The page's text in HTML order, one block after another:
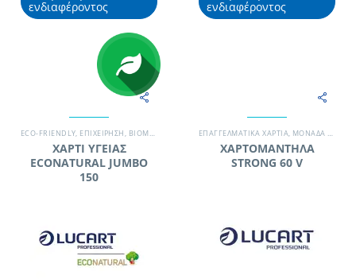
ενδιαφέροντος
ενδιαφέροντος
ECO-FRIENDLY, EΠΙΧΕΊΡΗΣΗ, ΒΙΟΜΗΧΑΝΊΑ ΓΡΑΦΕΊΟ,ΕΠΑΓΓΕΛΜΑΤΙΚΆ ΧΑΡΤΙΆ,
ΧΑΡΤΙ ΥΓΕΙΑΣ
ECONATURAL JUMBO
150
ΕΠΑΓΓΕΛΜΑΤΙΚΆ ΧΑΡΤΙΆ, ΜΟΝΆΔΑ ΥΓΕΊΑΣ
ΧΑΡΤΟΜΑΝΤΗΛΑ
STRONG 60 V